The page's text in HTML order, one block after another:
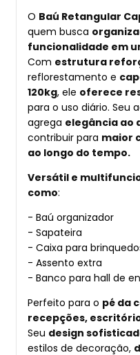
O Baú Retangular
quem busca
funcionalidade em
Com estrutura
reflorestamento e
120kg, ele oferece
para o uso diário. Seu
agrega elegância ao
contribuir para maior
ao longo do tempo.
Versátil e
como:
- Baú organizador
- Sapateira
- Caixa para
- Assento extra
- Banco para hall de
Perfeito para o pé da
recepções,
Seu design
estilos de decoração,